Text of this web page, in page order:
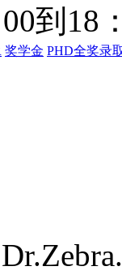
到18
奖学金 PHD全奖录